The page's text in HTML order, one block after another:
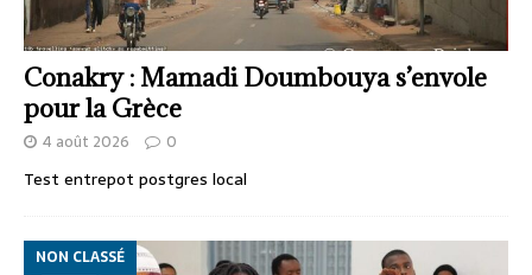
Conakry : Mamadi Doumbouya s’envole
pour la Grèce
4 août 2026 0
Test entrepot postgres local
NON CLASSÉ